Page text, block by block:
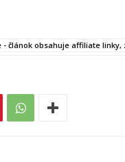
- článok obsahuje affiliate